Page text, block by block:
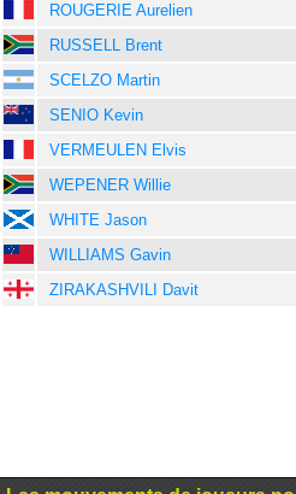
ROUGERIE Aurelien
RUSSELL Brent
SCELZO Martin
SENIO Kevin
VERMEULEN Elvis
WEPENER Willie
WHITE Jason
WILLIAMS Gavin
ZIRAKASHVILI Davit